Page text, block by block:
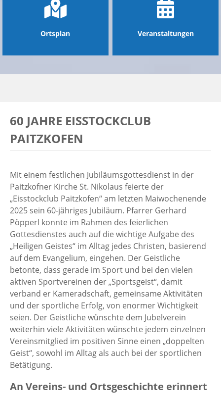
Ortsplan Veranstaltungen
60 JAHRE EISSTOCKCLUB
PAITZKOFEN
Mit einem festlichen Jubiläumsgottesdienst in der
Paitzkofner Kirche St. Nikolaus feierte der
„Eisstockclub Paitzkofen“ am letzten Maiwochenende
2025 sein 60-jähriges Jubiläum. Pfarrer Gerhard
Pöpperl konnte im Rahmen des feierlichen
Gottesdienstes auch auf die wichtige Aufgabe des
„Heiligen Geistes“ im Alltag jedes Christen, basierend
auf dem Evangelium, eingehen. Der Geistliche
betonte, dass gerade im Sport und bei den vielen
aktiven Sportvereinen der „Sportsgeist“, damit
verband er Kameradschaft, gemeinsame Aktivitäten
und der sportliche Erfolg, von enormer Wichtigkeit
seien. Der Geistliche wünschte dem Jubelverein
weiterhin viele Aktivitäten wünschte jedem einzelnen
Vereinsmitglied im positiven Sinne einen „doppelten
Geist“, sowohl im Alltag als auch bei der sportlichen
Betätigung.
An Vereins- und Ortsgeschichte erinnert